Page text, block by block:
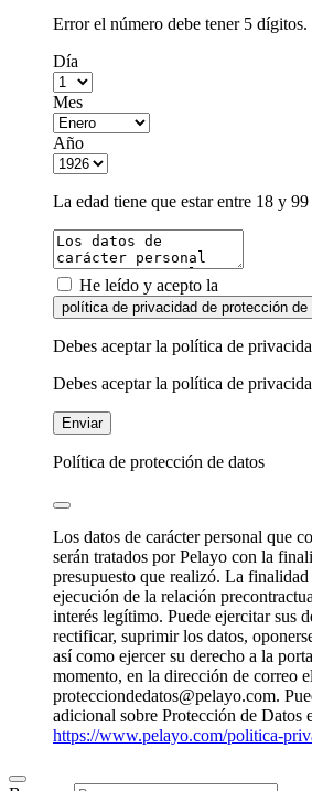
Error el número debe tener 5 dígitos.
Día
Mes
Año
La edad tiene que estar entre 18 y 99
He leído y acepto la
política de privacidad de protección de
Debes aceptar la política de
Debes aceptar la política de
Enviar
Política de protección de datos
Los datos de carácter personal que
serán tratados por Pelayo con la
presupuesto que realizó. La finalidad
ejecución de la relación
interés legítimo. Puede ejercitar sus
rectificar, suprimir los datos,
así como ejercer su derecho a la
momento, en la dirección de correo
protecciondedatos@pelayo.com.
adicional sobre Protección de Datos
https://www.pelayo.com/politica-